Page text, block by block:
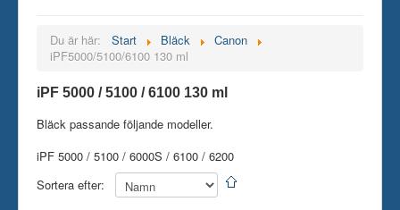
Bläck
Papper
Skrivare
Tillbehör
Kontakt oss
Du är här: Start Bläck
Canon
iPF5000/5100/6100 130 ml
iPF 5000 / 5100 / 6100 130 ml
Bläck passande följande modeller.
iPF 5000 / 5100 / 6000S / 6100 / 6200
Sortera efter: